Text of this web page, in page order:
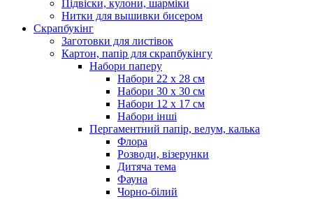
Підвіски, кулони, шарміки
Нитки для вышивки бисером
Скрапбукінг
Заготовки для листівок
Картон, папір для скрапбукінгу
Набори паперу
Набори 22 х 28 см
Набори 30 х 30 см
Набори 12 х 17 см
Набори інші
Пергаментний папір, велум, калька
Флора
Розводи, візерунки
Дитяча тема
Фауна
Чорно-білий